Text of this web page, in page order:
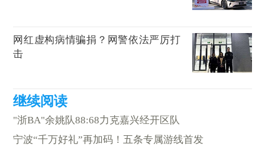
网红虚构病情骗捐？网警依法严厉打
击
"浙BA"余姚队88:68力克嘉兴经开区队
宁波“千万好礼”再加码！五条专属游线首发